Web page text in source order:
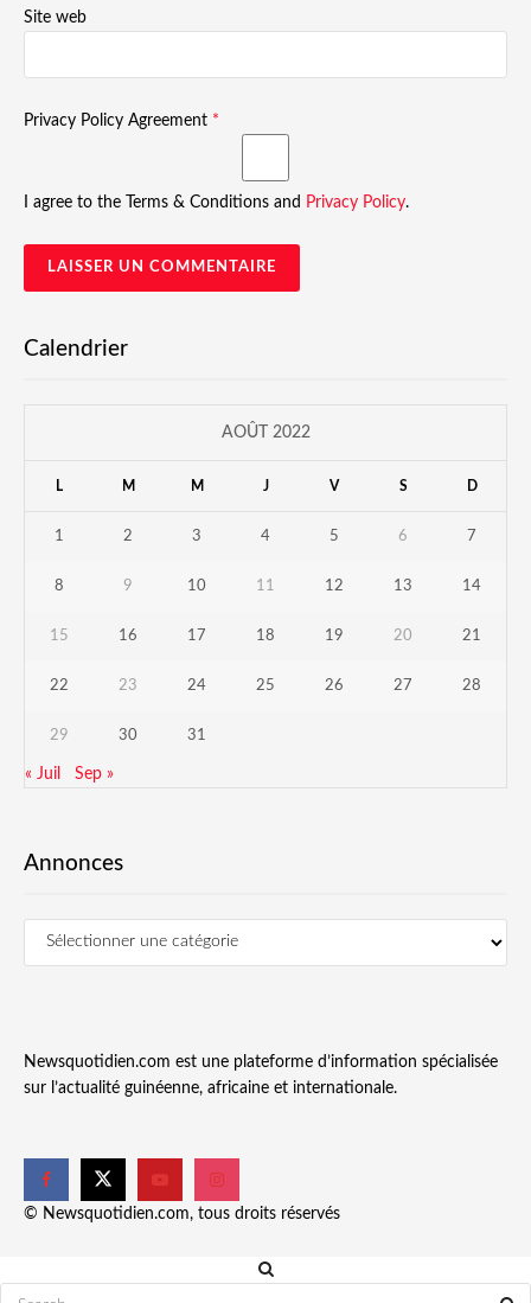
Site web
Privacy Policy Agreement *
I agree to the Terms & Conditions and Privacy Policy.
Calendrier
AOÛT 2022
L M M J V S D
1 2 3 4 5 6 7
8 9 10 11 12 13 14
15 16 17 18 19 20 21
22 23 24 25 26 27 28
29 30 31
« Juil Sep »
Annonces
Newsquotidien.com est une plateforme d’information spécialisée
sur l’actualité guinéenne, africaine et internationale.
© Newsquotidien.com, tous droits réservés